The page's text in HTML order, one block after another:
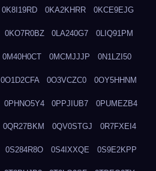
0K8I19RD 0KA2KHRR 0KCE9EJG
0KO7R0BZ 0LA240G7 0LIQ91PM
0M40H0CT 0MCMJJJP 0N1LZI50
0O1D2CFA 0O3VCZC0 0OY5HHNM
0PHNO5Y4 0PPJIUB7 0PUMEZB4
0QR27BKM 0QV0STGJ 0R7FXEI4
0S284R8O 0S4IXXQE 0S9E2KPP